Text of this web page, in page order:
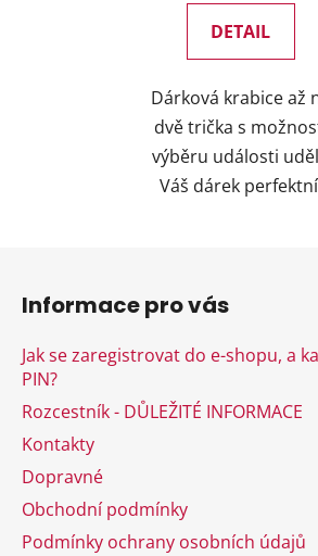
DETAIL
Dárková krabice až
dvě trička s
výběru události
Váš dárek
Informace pro vás
Jak se zaregistrovat do e-shopu, a
PIN?
Rozcestník - DŮLEŽITÉ INFORMACE
Kontakty
Dopravné
Obchodní podmínky
Podmínky ochrany osobních údajů